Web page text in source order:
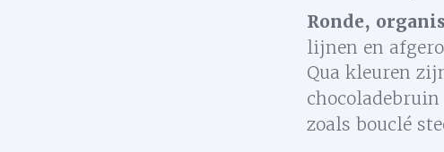
Ronde,
lijnen en
Qua kleuren
zoals bouclé